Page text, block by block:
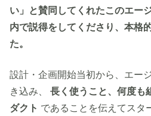
い」と賛同してくれたこのエー
内で説得をしてくださり、本格
た。
設計・企画開始当初から、エー
き込み、 長く使うこと、何度も
ダクト であることを伝えてスタ